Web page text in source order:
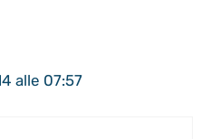
alle 07:57